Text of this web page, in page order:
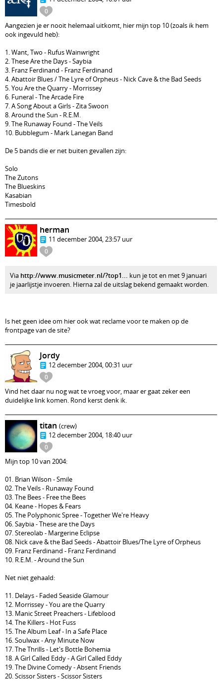
0
Aangezien je er nooit helemaal uitkomt, hier mijn top 10 (zoals ik hem
ook ingevuld heb):
1. Want, Two - Rufus Wainwright
2. These Are the Days - Saybia
3. Franz Ferdinand - Franz Ferdinand
4. Abattoir Blues / The Lyre of Orpheus - Nick Cave & the Bad Seeds
5. You Are the Quarry - Morrissey
6. Funeral - The Arcade Fire
7. A Song About a Girls - Zita Swoon
8. Around the Sun - R.E.M.
9. The Runaway Found - The Veils
10. Bubblegum - Mark Lanegan Band
De 5 bands die er net buiten gevallen zijn:
Solo
The Zutons
The Blueskins
Kasabian
Timesbold
0
herman
11 december 2004, 23:57 uur
Via http://www.musicmeter.nl/?top1... kun je tot en met 9 januari
je jaarlijstje invoeren. Hierna zal de uitslag bekend gemaakt worden.
Is het geen idee om hier ook wat reclame voor te maken op de
frontpage van de site?
0
Jordy
12 december 2004, 00:31 uur
Vind het daar nu nog wat te vroeg voor, maar er gaat zeker een
duidelijke link komen. Rond kerst denk ik.
0
titan (crew)
12 december 2004, 18:40 uur
Mijn top 10 van 2004:
01. Brian Wilson - Smile
02. The Veils - Runaway Found
03. The Bees - Free the Bees
04. Keane - Hopes & Fears
05. The Polyphonic Spree - Together We're Heavy
06. Saybia - These are the Days
07. Stereolab - Margerine Eclipse
08. Nick cave & the Bad Seeds - Abattoir Blues/The Lyre of Orpheus
09. Franz Ferdinand - Franz Ferdinand
10. R.E.M. - Around the Sun
Net niet gehaald:
11. Delays - Faded Seaside Glamour
12. Morrissey - You are the Quarry
13. Manic Street Preachers - Lifeblood
14. The Killers - Hot Fuss
15. The Album Leaf - In a Safe Place
16. Soulwax - Any Minute Now
17. The Thrills - Let's Bottle Bohemia
18. A Girl Called Eddy - A Girl Called Eddy
19. The Divine Comedy - Absent Friends
20. Scissor Sisters - Scissor Sisters